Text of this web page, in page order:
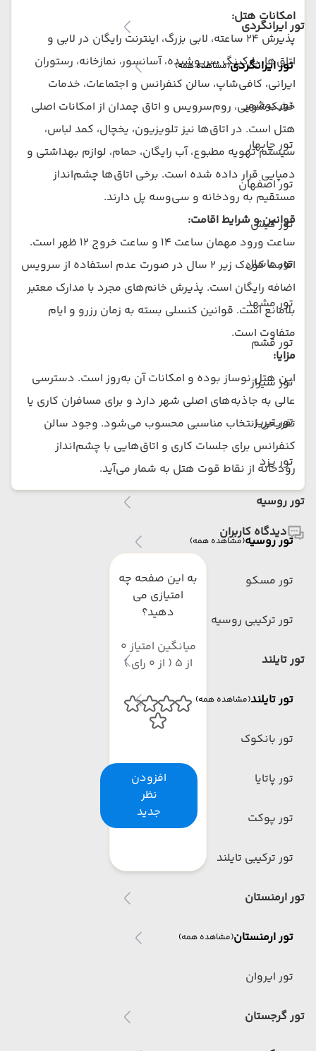
تور ایرانگردی
تور ایرانگردی(مشاهده همه)
تور بوشهر
تور چابهار
تور اصفهان
تور کیش
تور ماسال
تور مشهد
تور قشم
تور شیراز
تور تبریز
تور یزد
تور روسیه
تور روسیه(مشاهده همه)
تور مسکو
تور ترکیبی روسیه
تور تایلند
تور تایلند(مشاهده همه)
تور بانکوک
تور پاتایا
تور پوکت
تور ترکیبی تایلند
تور ارمنستان
تور ارمنستان(مشاهده همه)
تور ایروان
تور گرجستان
امکانات هتل:
پذیرش ۲۴ ساعته، لابی بزرگ، اینترنت رایگان در لابی و
اتاق‌ها، پارکینگ سرپوشیده، آسانسور، نمازخانه، رستوران
ایرانی، کافی‌شاپ، سالن کنفرانس و اجتماعات، خدمات
خشک‌شویی، روم‌سرویس و اتاق چمدان از امکانات اصلی
هتل است. در اتاق‌ها نیز تلویزیون، یخچال، کمد لباس،
سیستم تهویه مطبوع، آب رایگان، حمام، لوازم بهداشتی و
دمپایی قرار داده شده است. برخی اتاق‌ها چشم‌انداز
مستقیم به رودخانه و سی‌وسه پل دارند.
قوانین و شرایط اقامت:
ساعت ورود مهمان ساعت ۱۴ و ساعت خروج ۱۲ ظهر است.
اقامت کودک زیر ۲ سال در صورت عدم استفاده از سرویس
اضافه رایگان است. پذیرش خانم‌های مجرد با مدارک معتبر
بلامانع است. قوانین کنسلی بسته به زمان رزرو و ایام
متفاوت است.
مزایا:
این هتل نوساز بوده و امکانات آن به‌روز است. دسترسی
عالی به جاذبه‌های اصلی شهر دارد و برای مسافران کاری یا
تفریحی انتخاب مناسبی محسوب می‌شود. وجود سالن
کنفرانس برای جلسات کاری و اتاق‌هایی با چشم‌انداز
رودخانه از نقاط قوت هتل به شمار می‌آید.
دیدگاه کاربران
به این صفحه چه
امتیازی می
دهید؟
میانگین امتیاز 0
از 5 ( از 0 رای )
افزودن
نظر
جدید